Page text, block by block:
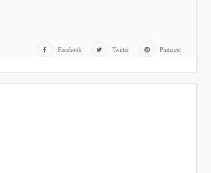
Facebook Twitter Pinterest